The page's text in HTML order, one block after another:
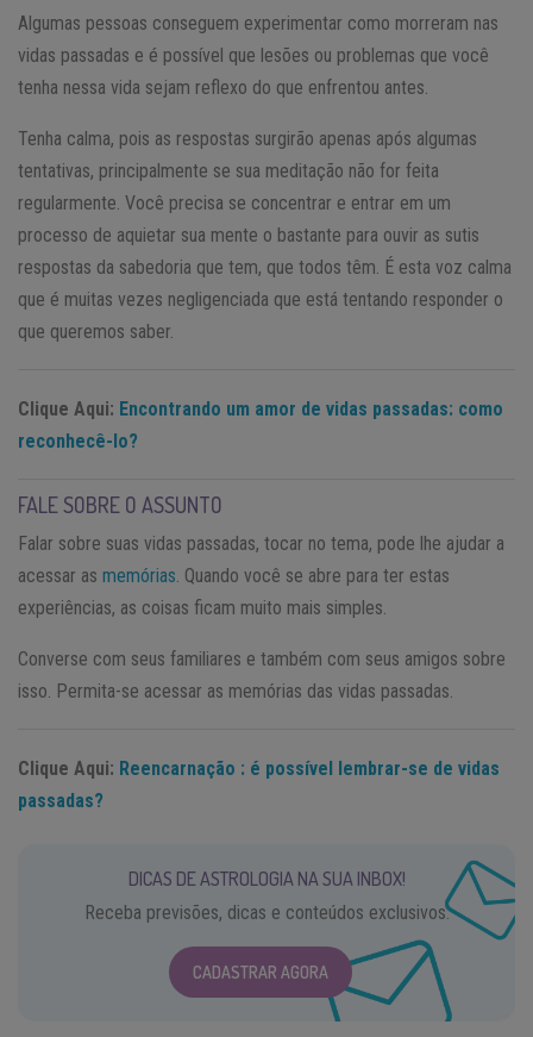
Algumas pessoas conseguem experimentar como morreram nas
vidas passadas e é possível que lesões ou problemas que você
tenha nessa vida sejam reflexo do que enfrentou antes.
Tenha calma, pois as respostas surgirão apenas após algumas
tentativas, principalmente se sua meditação não for feita
regularmente. Você precisa se concentrar e entrar em um
processo de aquietar sua mente o bastante para ouvir as sutis
respostas da sabedoria que tem, que todos têm. É esta voz calma
que é muitas vezes negligenciada que está tentando responder o
que queremos saber.
Clique Aqui: Encontrando um amor de vidas passadas: como
reconhecê-lo?
FALE SOBRE O ASSUNTO
Falar sobre suas vidas passadas, tocar no tema, pode lhe ajudar a
acessar as memórias . Quando você se abre para ter estas
experiências, as coisas ficam muito mais simples.
Converse com seus familiares e também com seus amigos sobre
isso. Permita-se acessar as memórias das vidas passadas.
Clique Aqui: Reencarnação : é possível lembrar-se de vidas
passadas?
DICAS DE ASTROLOGIA NA SUA INBOX!
Receba previsões, dicas e conteúdos exclusivos.
CADASTRAR AGORA